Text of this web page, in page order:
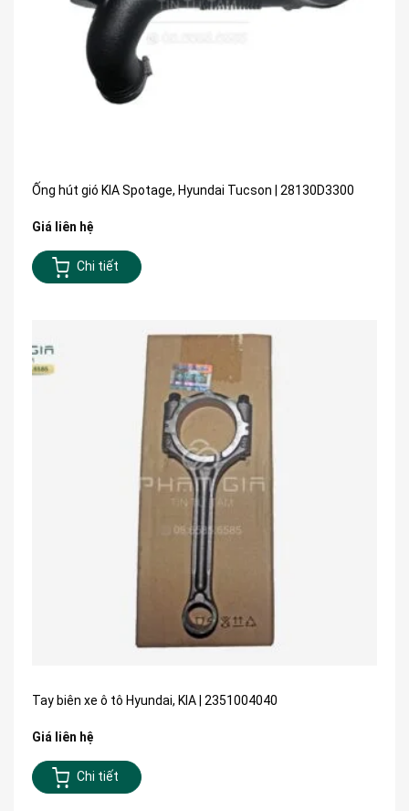
Ống hút gió KIA Spotage, Hyundai Tucson | 28130D3300
Giá liên hệ
Chi tiết
Tay biên xe ô tô Hyundai, KIA | 2351004040
Giá liên hệ
Chi tiết